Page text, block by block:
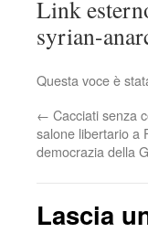
Link
syrian-
Questa voce è
← Cacciati senza
salone libertario a
democrazia della
Lascia